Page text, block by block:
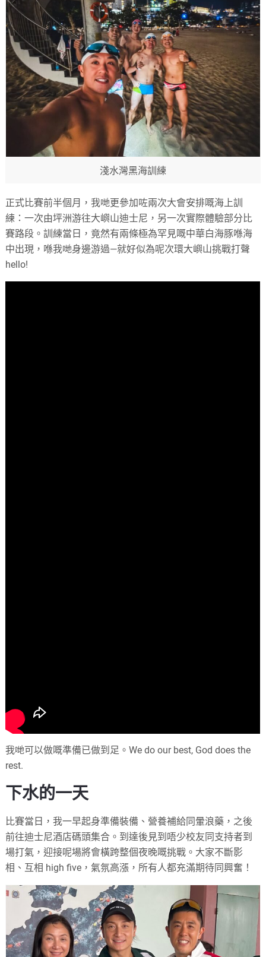
淺水灣黑海訓練
正式比賽前半個月，我哋更參加咗兩次大會安排嘅海上訓
練：一次由坪洲游往大嶼山迪士尼，另一次實際體驗部分比
賽路段。訓練當日，竟然有兩條極為罕見嘅中華白海豚喺海
中出現，喺我哋身邊游過—就好似為呢次環大嶼山挑戰打聲
hello!
我哋可以做嘅準備已做到足。We do our best, God does the
rest.
下水的一天
比賽當日，我一早起身準備裝備、營養補給同暈浪藥，之後
前往迪士尼酒店碼頭集合。到達後見到唔少校友同支持者到
場打氣，迎接呢場將會橫跨整個夜晚嘅挑戰。大家不斷影
相、互相 high five，氣氛高漲，所有人都充滿期待同興奮！